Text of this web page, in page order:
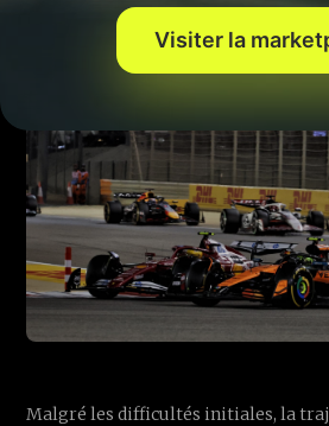
Malgré les difficultés initiales, la
Visiter la